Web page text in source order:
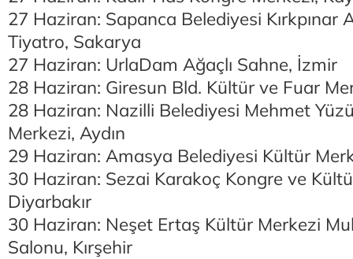
27 Haziran: Sapanca Belediyesi Kırkpınar
Tiyatro, Sakarya
27 Haziran: UrlaDam Ağaçlı Sahne, İzmir
28 Haziran: Giresun Bld. Kültür ve Fuar
28 Haziran: Nazilli Belediyesi Mehmet
Merkezi, Aydın
29 Haziran: Amasya Belediyesi Kültür
30 Haziran: Sezai Karakoç Kongre ve
Diyarbakır
30 Haziran: Neşet Ertaş Kültür Merkezi
Salonu, Kırşehir